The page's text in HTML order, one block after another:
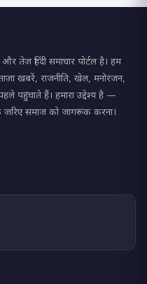
तेज़ हिंदी समाचार पोर्टल है। हम
खबरें, राजनीति, खेल, मनोरंजन,
पहुंचाते हैं। हमारा उद्देश्य है —
ज़रिए समाज को जागरूक करना।